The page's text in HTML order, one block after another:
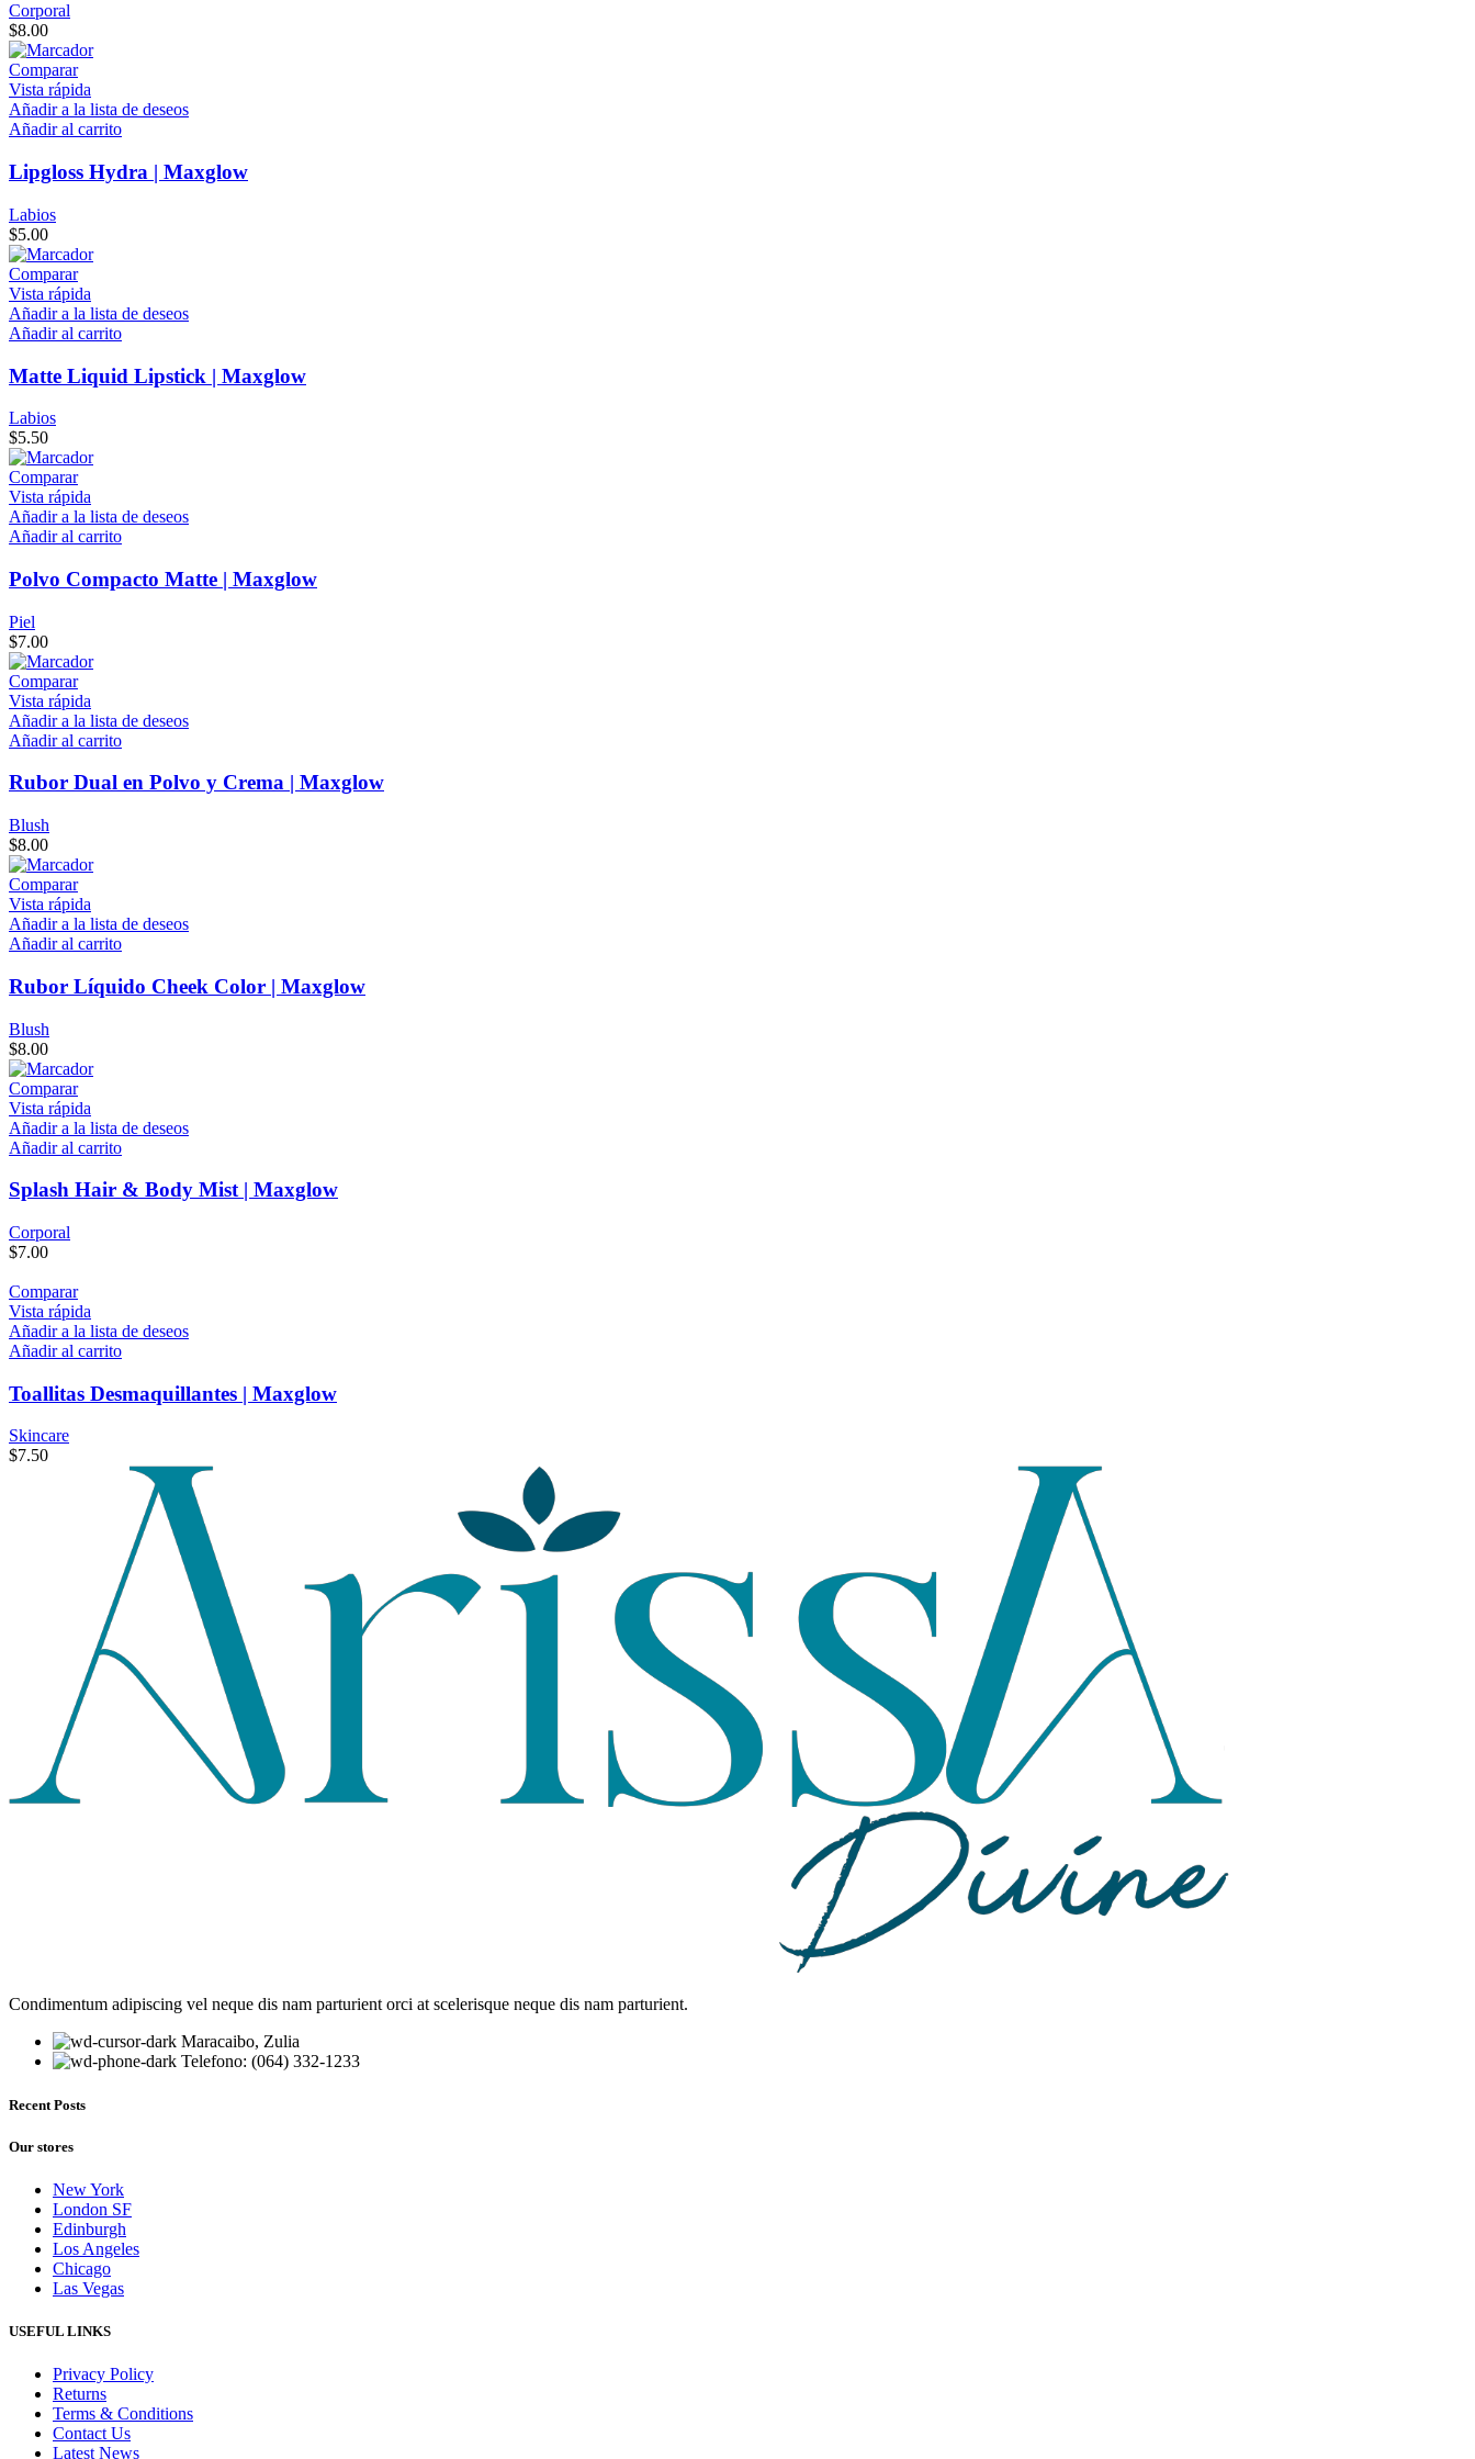
Corporal
$8.00
Comparar
Vista rápida
Añadir a la lista de deseos
Añadir al carrito
Lipgloss Hydra | Maxglow
Labios
$5.00
Comparar
Vista rápida
Añadir a la lista de deseos
Añadir al carrito
Matte Liquid Lipstick | Maxglow
Labios
$5.50
Comparar
Vista rápida
Añadir a la lista de deseos
Añadir al carrito
Polvo Compacto Matte | Maxglow
Piel
$7.00
Comparar
Vista rápida
Añadir a la lista de deseos
Añadir al carrito
Rubor Dual en Polvo y Crema | Maxglow
Blush
$8.00
Comparar
Vista rápida
Añadir a la lista de deseos
Añadir al carrito
Rubor Líquido Cheek Color | Maxglow
Blush
$8.00
Comparar
Vista rápida
Añadir a la lista de deseos
Añadir al carrito
Splash Hair & Body Mist | Maxglow
Corporal
$7.00
Comparar
Vista rápida
Añadir a la lista de deseos
Añadir al carrito
Toallitas Desmaquillantes | Maxglow
Skincare
$7.50
Condimentum adipiscing vel neque dis nam parturient orci at scelerisque neque dis nam parturient.
Maracaibo, Zulia
Telefono: (064) 332-1233
Recent Posts
Our stores
New York
London SF
Edinburgh
Los Angeles
Chicago
Las Vegas
USEFUL LINKS
Privacy Policy
Returns
Terms & Conditions
Contact Us
Latest News